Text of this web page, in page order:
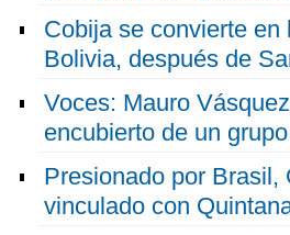
Cobija se convierte
Bolivia, después de
Voces: Mauro
encubierto de un
Presionado por Brasil,
vinculado con